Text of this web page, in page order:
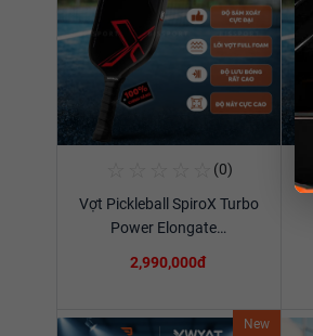
Xem chi tiết
(0)
Vợt Pickleball SpiroX Turbo
Power Elongate…
2,990,000đ
New